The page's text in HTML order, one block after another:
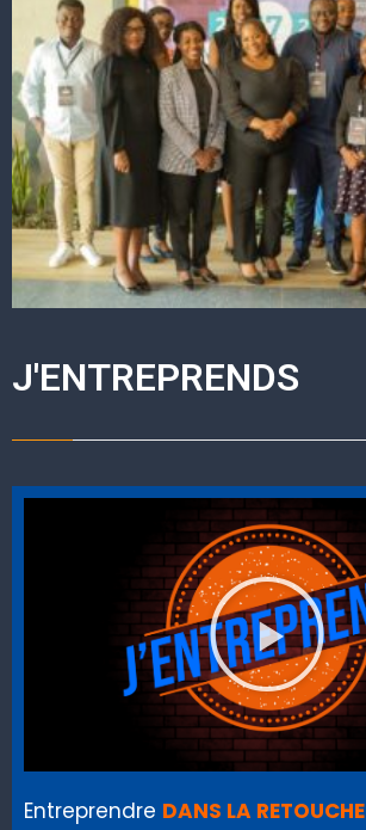
J'ENTREPRENDS
Entreprendre DANS LA RETOUCHE